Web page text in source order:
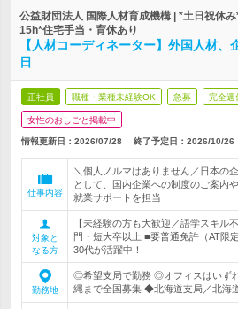
公益財団法人 国際人材育成機構 | *土日祝休
15h*住宅手当・育休あり
【人材コーディネーター】外国人材
日
正社員 職種・業種未経験OK 急募 完全週
女性のおしごと掲載中
情報更新日：2026/07/28 終了予定日： 2026/10/26
仕事内容
＼個人ノルマはありません／日本の
として、国内企業への制度のご案内
就業サポートを担当
対象と
なる方
【未経験の方も大歓迎／語学スキル
門・短大卒以上 ■要普通免許（AT限
30代が活躍中！
勤務地
◎希望支局で勤務 ◎オフィスはいず
縄まで全国募集 ◆北海道支局／北海